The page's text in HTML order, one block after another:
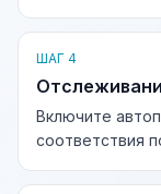
ШАГ 4
Включите
соответствия